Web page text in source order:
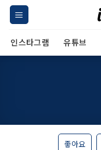
Skip
content
인스타그램 유튜브
좋아요